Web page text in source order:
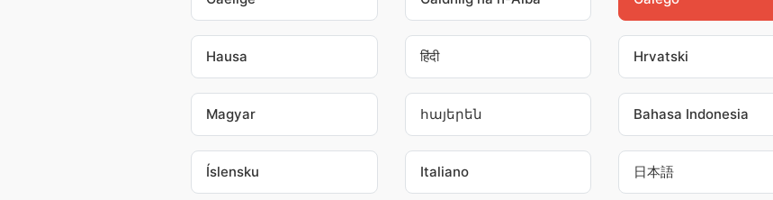
Hausa हिंदी Hrvatski
Magyar հայերեն Bahasa Indonesia
Íslensku Italiano 日本語